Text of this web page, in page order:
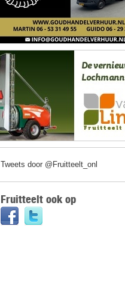
Tweets door @Fruitteelt_onl
Fruitteelt ook op